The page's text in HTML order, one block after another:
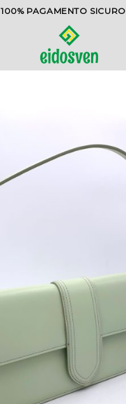
100% PAGAMENTO SICURO